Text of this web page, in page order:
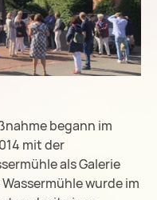
begann im
mit der
als Galerie
wurde im